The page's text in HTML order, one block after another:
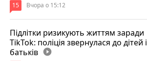
15 Вчора о 15:12
Підлітки ризикують життям заради
TikTok: поліція звернулася до дітей і
батьків play_circle_filled